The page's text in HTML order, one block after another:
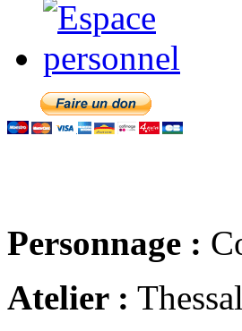
Personnage :
Atelier :